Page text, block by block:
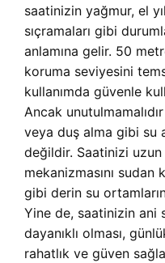
saatinizin yağmur, el
sıçramaları gibi
anlamına gelir. 50
koruma seviyesini
kullanımda güvenle
Ancak
veya duş alma gibi su
değildir. Saatinizi
mekanizmasını sudan
gibi derin su
Yine de, saatinizin ani
dayanıklı olması,
rahatlık ve güven